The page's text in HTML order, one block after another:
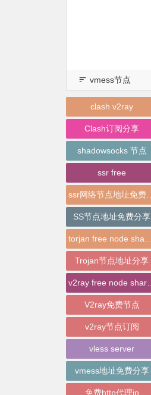
vmess节点
clash v2ray
Clash订阅分享
shadowsocks 节点
ssr free
SS节点地址免费分享
Trojan节点地址分享
V2ray免费节点
v2ray节点订阅
vless server
vmess地址免费分享
免费http代理ip